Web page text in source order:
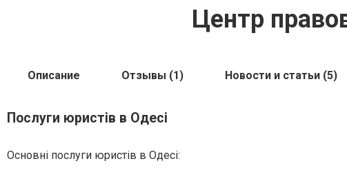
Центр
Описание Отзывы (1) Новости и статьи (5)
Послуги юристів в Одесі
Основні послуги юристів в Одесі: